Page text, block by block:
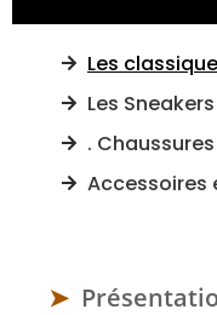
Les
Les
.
Accessoires